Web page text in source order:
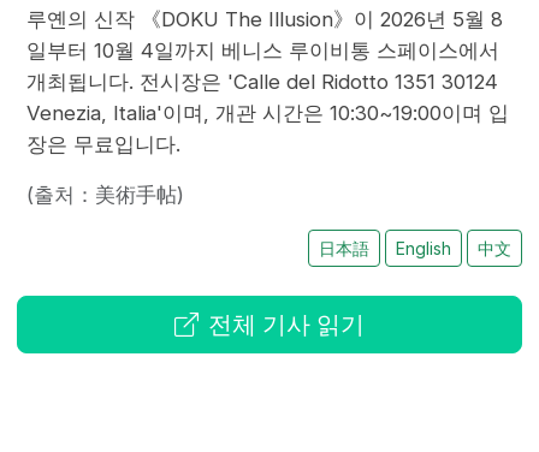
루옌의 신작 《DOKU The Illusion》이 2026년 5월 8
일부터 10월 4일까지 베니스 루이비통 스페이스에서
개최됩니다. 전시장은 'Calle del Ridotto 1351 30124
Venezia, Italia'이며, 개관 시간은 10:30~19:00이며 입
장은 무료입니다.
(출처：美術手帖)
日本語 English 中文
전체 기사 읽기